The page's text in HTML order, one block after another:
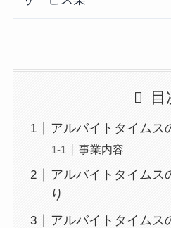
目
アルバイトタイムス
事業内容
アルバイトタイムス
り
アルバイトタイムス